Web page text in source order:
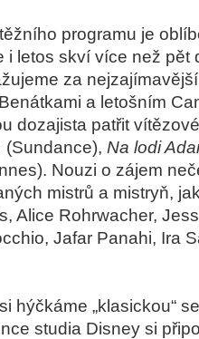
programu je
i letos skví více než pět
za
a letošním
dozajista patřit
(Sundance), Na lodi
Nouzi o zájem
mistrů a mistryň,
Alice Rohrwacher,
Jafar Panahi, Ira
hýčkáme „klasickou“
studia Disney si